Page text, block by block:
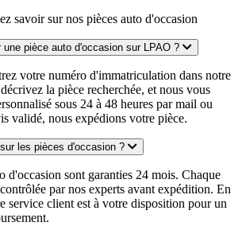
savoir sur nos pièces auto d'occasion
pièce auto d'occasion sur LPAO ?
votre numéro d'immatriculation dans notre
la pièce recherchée, et nous vous
sous 24 à 48 heures par mail ou
validé, nous expédions votre pièce.
les pièces d'occasion ?
d'occasion sont garanties 24 mois. Chaque
par nos experts avant expédition. En
service client est à votre disposition pour un